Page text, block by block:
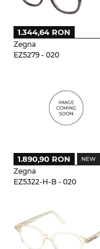
Zegna
EZ5279 - 020
1.344,64 RON
Zegna
EZ5322-H-B - 020
1.890,90 RON